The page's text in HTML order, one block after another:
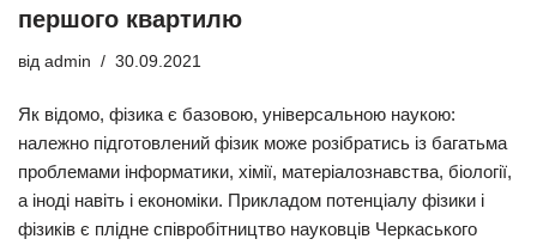
першого квартилю
від admin 30.09.2021
Як відомо, фізика є базовою, універсальною наукою:
належно підготовлений фізик може розібратись із багатьма
проблемами інформатики, хімії, матеріалознавства, біології,
а іноді навіть і економіки. Прикладом потенціалу фізики і
фізиків є плідне співробітництво науковців Черкаського